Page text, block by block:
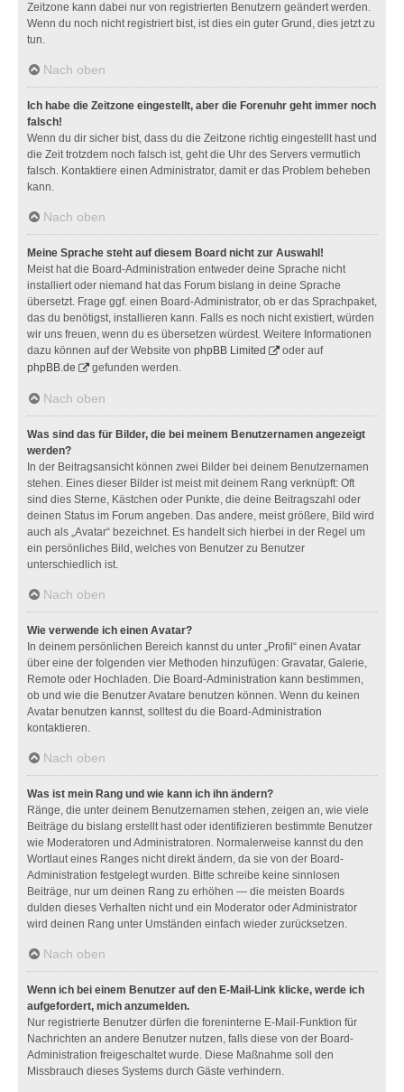
Zeitzone kann dabei nur von registrierten Benutzern geändert werden.
Wenn du noch nicht registriert bist, ist dies ein guter Grund, dies jetzt zu
tun.
Nach oben
Ich habe die Zeitzone eingestellt, aber die Forenuhr geht immer noch
falsch!
Wenn du dir sicher bist, dass du die Zeitzone richtig eingestellt hast und
die Zeit trotzdem noch falsch ist, geht die Uhr des Servers vermutlich
falsch. Kontaktiere einen Administrator, damit er das Problem beheben
kann.
Nach oben
Meine Sprache steht auf diesem Board nicht zur Auswahl!
Meist hat die Board-Administration entweder deine Sprache nicht
installiert oder niemand hat das Forum bislang in deine Sprache
übersetzt. Frage ggf. einen Board-Administrator, ob er das Sprachpaket,
das du benötigst, installieren kann. Falls es noch nicht existiert, würden
wir uns freuen, wenn du es übersetzen würdest. Weitere Informationen
dazu können auf der Website von phpBB Limited
oder auf
phpBB.de
gefunden werden.
Nach oben
Was sind das für Bilder, die bei meinem Benutzernamen angezeigt
werden?
In der Beitragsansicht können zwei Bilder bei deinem Benutzernamen
stehen. Eines dieser Bilder ist meist mit deinem Rang verknüpft: Oft
sind dies Sterne, Kästchen oder Punkte, die deine Beitragszahl oder
deinen Status im Forum angeben. Das andere, meist größere, Bild wird
auch als „Avatar“ bezeichnet. Es handelt sich hierbei in der Regel um
ein persönliches Bild, welches von Benutzer zu Benutzer
unterschiedlich ist.
Nach oben
Wie verwende ich einen Avatar?
In deinem persönlichen Bereich kannst du unter „Profil“ einen Avatar
über eine der folgenden vier Methoden hinzufügen: Gravatar, Galerie,
Remote oder Hochladen. Die Board-Administration kann bestimmen,
ob und wie die Benutzer Avatare benutzen können. Wenn du keinen
Avatar benutzen kannst, solltest du die Board-Administration
kontaktieren.
Nach oben
Was ist mein Rang und wie kann ich ihn ändern?
Ränge, die unter deinem Benutzernamen stehen, zeigen an, wie viele
Beiträge du bislang erstellt hast oder identifizieren bestimmte Benutzer
wie Moderatoren und Administratoren. Normalerweise kannst du den
Wortlaut eines Ranges nicht direkt ändern, da sie von der Board-
Administration festgelegt wurden. Bitte schreibe keine sinnlosen
Beiträge, nur um deinen Rang zu erhöhen — die meisten Boards
dulden dieses Verhalten nicht und ein Moderator oder Administrator
wird deinen Rang unter Umständen einfach wieder zurücksetzen.
Nach oben
Wenn ich bei einem Benutzer auf den E-Mail-Link klicke, werde ich
aufgefordert, mich anzumelden.
Nur registrierte Benutzer dürfen die foreninterne E-Mail-Funktion für
Nachrichten an andere Benutzer nutzen, falls diese von der Board-
Administration freigeschaltet wurde. Diese Maßnahme soll den
Missbrauch dieses Systems durch Gäste verhindern.